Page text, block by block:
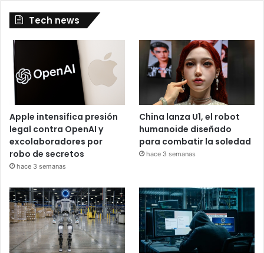
Tech news
Apple intensifica presión
legal contra OpenAI y
excolaboradores por
robo de secretos
hace 3 semanas
China lanza U1, el robot
humanoide diseñado
para combatir la soledad
hace 3 semanas